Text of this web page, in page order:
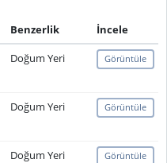
Benzerlik
İncele
Doğum Yeri Görüntüle
Doğum Yeri Görüntüle
Doğum Yeri Görüntüle